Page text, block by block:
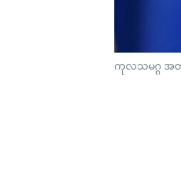
ကုလသမဂ္ဂ အတွ